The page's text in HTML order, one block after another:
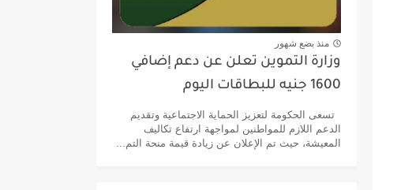
منذ بضع شهور
وزارة التموين تعلن عن دعم إضافي
1600 جنيه للبطاقات اليوم
تسعى الحكومة لتعزيز الحماية الاجتماعية وتقديم
الدعم اللازم للمواطنين لمواجهة ارتفاع تكاليف
المعيشة، حيث تم الإعلان عن زيادة قيمة منحة التم...